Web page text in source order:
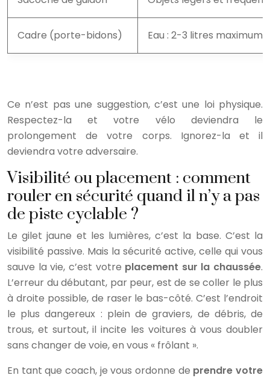
Cadre (porte-bidons) Eau : 2-3 litres maximum
Ce n’est pas une suggestion, c’est une loi physique.
Respectez-la et votre vélo deviendra le
prolongement de votre corps. Ignorez-la et il
deviendra votre adversaire.
Visibilité ou placement : comment
rouler en sécurité quand il n’y a pas
de piste cyclable ?
Le gilet jaune et les lumières, c’est la base. C’est la
visibilité passive. Mais la sécurité active, celle qui vous
sauve la vie, c’est votre placement sur la chaussée.
L’erreur du débutant, par peur, est de se coller le plus
à droite possible, de raser le bas-côté. C’est l’endroit
le plus dangereux : plein de graviers, de débris, de
trous, et surtout, il incite les voitures à vous doubler
sans changer de voie, en vous « frôlant ».
En tant que coach, je vous ordonne de prendre votre